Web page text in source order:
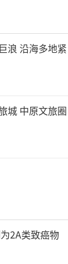
浪 沿海多地紧
城 中原文旅圈
2A类致癌物